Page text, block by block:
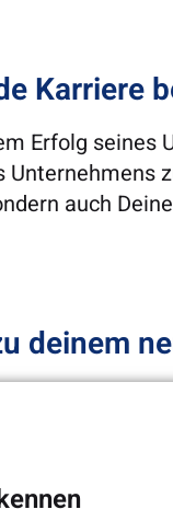
Karriere
Erfolg
auch
deinem